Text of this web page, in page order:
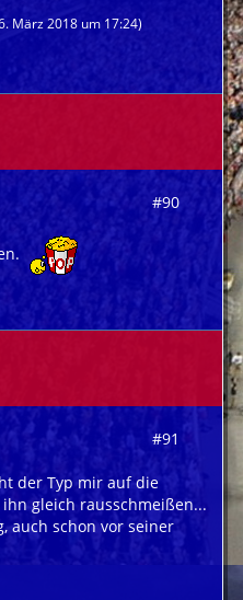
März 2018 um 17:24)
#90
#91
der Typ mir auf die
gleich rausschmeißen...
auch schon vor seiner